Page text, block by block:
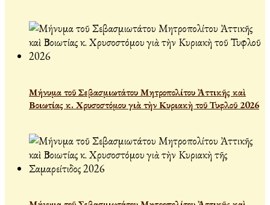
Μήνυμα τοῦ Σεβασμιωτάτου Μητροπολίτου Ἀττικῆς καὶ
Βοιωτίας κ. Χρυσοστόμου γιὰ τὴν Κυριακὴ τοῦ Τυφλοῦ 2026